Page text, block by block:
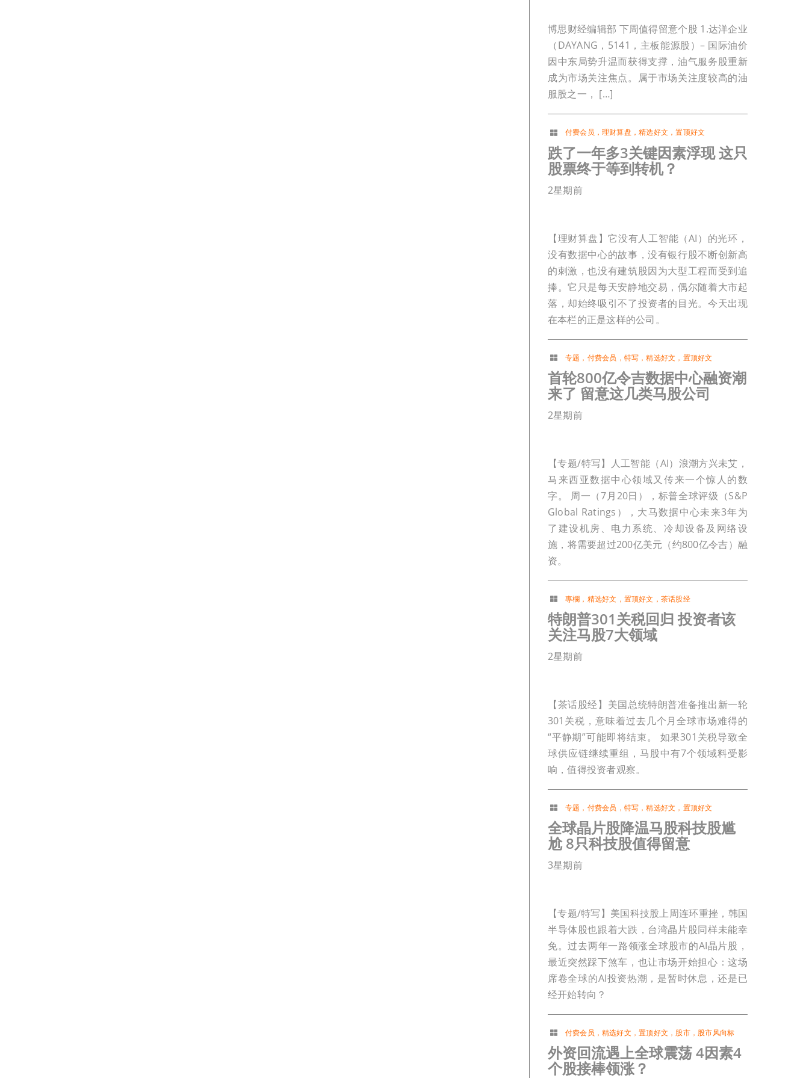
博思财经编辑部 下周值得留意个股 1.达洋企业
（DAYANG，5141，主板能源股）– 国际油价
因中东局势升温而获得支撑，油气服务股重新
成为市场关注焦点。属于市场关注度较高的油
服股之一， […]
付费会员，理财算盘，精选好文 ，置顶好文
跌了一年多3关键因素浮现 这只
股票终于等到转机？
2星期前
【理财算盘】它没有人工智能（AI）的光环，
没有数据中心的故事，没有银行股不断创新高
的刺激，也没有建筑股因为大型工程而受到追
捧。它只是每天安静地交易，偶尔随着大市起
落，却始终吸引不了投资者的目光。今天出现
在本栏的正是这样的公司。
专题 ， 付费会员 ， 特写 ，精选好文 ， 置顶好文
首轮800亿令吉数据中心融资潮
来了 留意这几类马股公司
2星期前
【专题/特写】人工智能（AI）浪潮方兴未艾，
马来西亚数据中心领域又传来一个惊人的数
字。 周一（7月20日），标普全球评级（S&P
Global Ratings），大马数据中心未来3年为
了建设机房、电力系统、冷却设备及网络设
施，将需要超过200亿美元（约800亿令吉）融
资。
專欄 ， 精选好文 ， 置顶好文 ， 茶话股经
特朗普301关税回归 投资者该
关注马股7大领域
2星期前
【茶话股经】美国总统特朗普准备推出新一轮
301关税，意味着过去几个月全球市场难得的
“平静期”可能即将结束。 如果301关税导致全
球供应链继续重组，马股中有7个领域料受影
响，值得投资者观察。
专题 ， 付费会员 ， 特写 ，精选好文 ， 置顶好文
全球晶片股降温马股科技股尴
尬 8只科技股值得留意
3星期前
【专题/特写】美国科技股上周连环重挫，韩国
半导体股也跟着大跌，台湾晶片股同样未能幸
免。过去两年一路领涨全球股市的AI晶片股，
最近突然踩下煞车，也让市场开始担心：这场
席卷全球的AI投资热潮，是暂时休息，还是已
经开始转向？
付费会员 ，精选好文 ，置顶好文 ， 股市， 股市风向标
外资回流遇上全球震荡 4因素4
个股接棒领涨？